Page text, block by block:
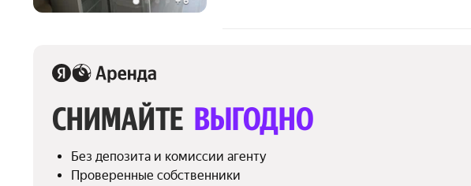
СНИМАЙТЕ ВЫГОДНО
Без депозита и комиссии агенту
Проверенные собственники